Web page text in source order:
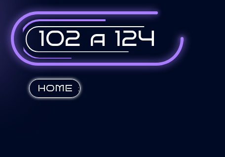
102 a 124
HOME :